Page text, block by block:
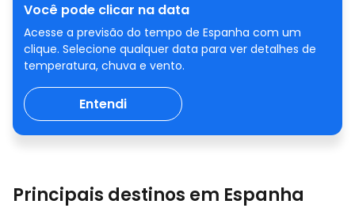
Você pode clicar na data
Acesse a previsão do tempo de Espanha com um
clique. Selecione qualquer data para ver detalhes de
temperatura, chuva e vento.
Entendi
Principais destinos em Espanha